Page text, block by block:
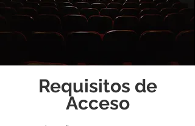
Requisitos de
Acceso